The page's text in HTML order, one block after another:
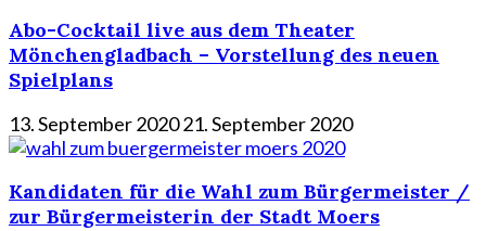
Abo-Cocktail live aus dem Theater
Mönchengladbach – Vorstellung des neuen
Spielplans
13. September 202021. September 2020
Kandidaten für die Wahl zum Bürgermeister /
zur Bürgermeisterin der Stadt Moers